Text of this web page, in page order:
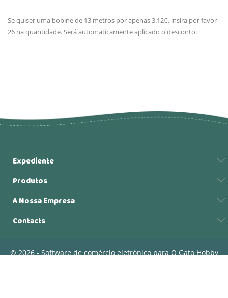
Se quiser uma bobine de 13 metros por apenas 3.12€, insira por favor
26 na quantidade. Será automaticamente aplicado o desconto.
Expediente
Produtos
A Nossa Empresa
Contacts
© 2026 - Software de comércio eletrónico para O Gato Hobby